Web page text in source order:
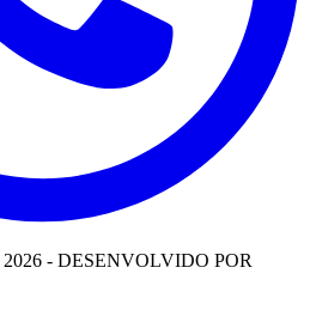
2026 - DESENVOLVIDO POR